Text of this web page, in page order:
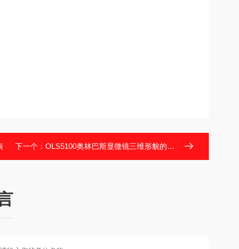
下一个： OLS5100奥林巴斯显微镜三维形貌的构建者